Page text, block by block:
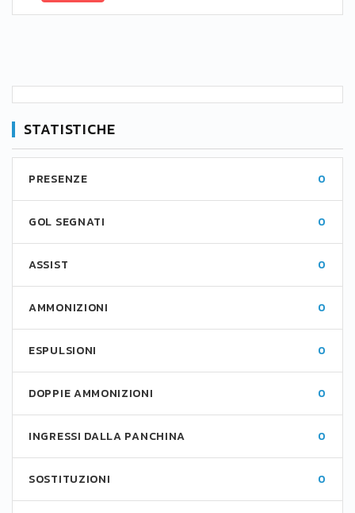
STATISTICHE
PRESENZE 0
GOL SEGNATI 0
ASSIST 0
AMMONIZIONI 0
ESPULSIONI 0
DOPPIE AMMONIZIONI 0
INGRESSI DALLA PANCHINA 0
SOSTITUZIONI 0